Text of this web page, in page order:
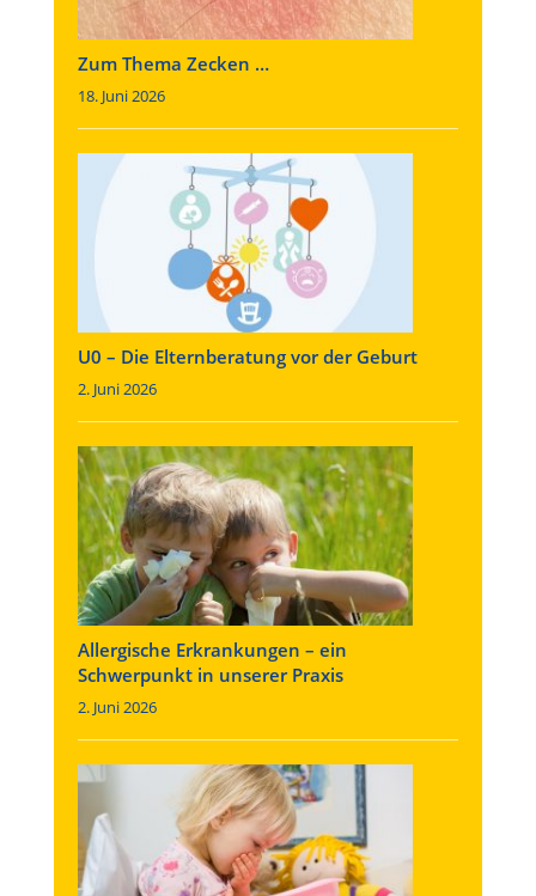
Zum Thema Zecken …
18. Juni 2026
U0 – Die Elternberatung vor der Geburt
2. Juni 2026
Allergische Erkrankungen – ein
Schwerpunkt in unserer Praxis
2. Juni 2026